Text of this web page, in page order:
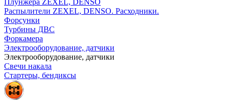
Плунжера ZEXEL, DENSO
Распылители ZEXEL, DENSO. Расходники.
Форсунки
Турбины ДВС
Форкамера
Электрооборудование, датчики
Электрооборудование, датчики
Свечи накала
Стартеры, бендиксы